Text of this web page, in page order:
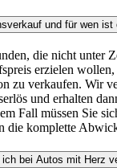
und für wen ist
die nicht unter
erzielen
zu verkaufen. Wir
und erhalten
Fall müssen Sie
die komplette
bei Autos mit Herz